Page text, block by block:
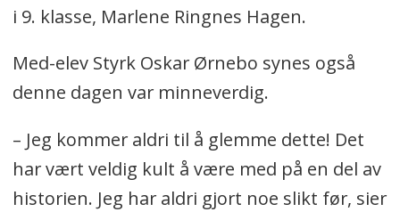
i 9. klasse, Marlene Ringnes Hagen.
Med-elev Styrk Oskar Ørnebo synes også
denne dagen var minneverdig.
– Jeg kommer aldri til å glemme dette! Det
har vært veldig kult å være med på en del av
historien. Jeg har aldri gjort noe slikt før, sier